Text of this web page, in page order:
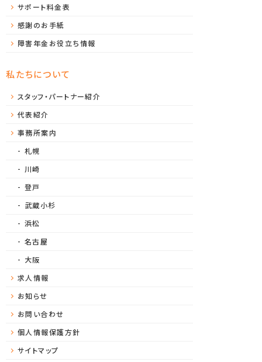
サポート料金表
感謝のお手紙
障害年金お役立ち情報
私たちについて
スタッフ・パートナー紹介
代表紹介
事務所案内
札幌
川崎
登戸
武蔵小杉
浜松
名古屋
大阪
求人情報
お知らせ
お問い合わせ
個人情報保護方針
サイトマップ